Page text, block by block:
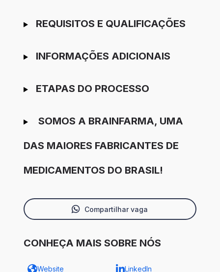
REQUISITOS E QUALIFICAÇÕES
INFORMAÇÕES ADICIONAIS
ETAPAS DO PROCESSO
SOMOS A BRAINFARMA, UMA
DAS MAIORES FABRICANTES DE
MEDICAMENTOS DO BRASIL!
Compartilhar vaga
CONHEÇA MAIS SOBRE NÓS
Website LinkedIn